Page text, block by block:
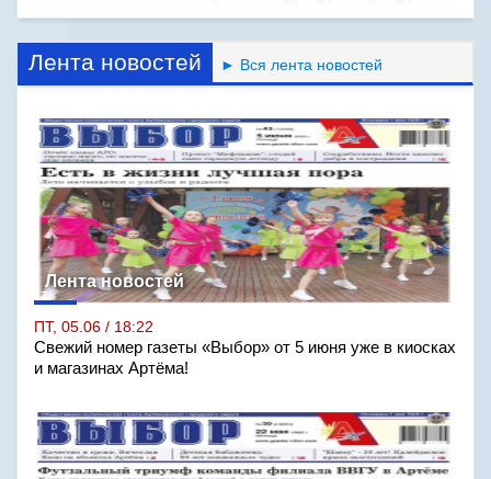
Лента новостей ► Вся лента новостей
Лента новостей
ПТ, 05.06 / 18:22
Свежий номер газеты «Выбор» от 5 июня уже в киосках
и магазинах Артёма!